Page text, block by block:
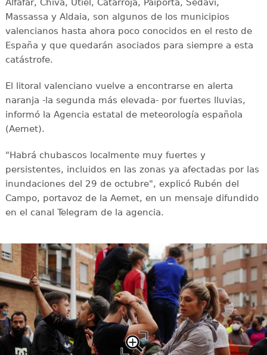
Alfafar, Chiva, Utiel, Catarroja, Paiporta, Sedaví,
Massassa y Aldaia, son algunos de los municipios
valencianos hasta ahora poco conocidos en el resto de
España y que quedarán asociados para siempre a esta
catástrofe.
El litoral valenciano vuelve a encontrarse en alerta
naranja -la segunda más elevada- por fuertes lluvias,
informó la Agencia estatal de meteorología española
(Aemet).
"Habrá chubascos localmente muy fuertes y
persistentes, incluidos en las zonas ya afectadas por las
inundaciones del 29 de octubre", explicó Rubén del
Campo, portavoz de la Aemet, en un mensaje difundido
en el canal Telegram de la agencia.